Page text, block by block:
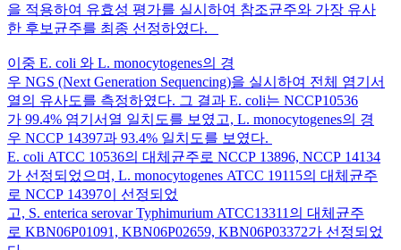
을 적용하여 유효성 평가를 실시하여 참조균주와 가장 유사
한 후보균주를 최종 선정하였다.
이중 E. coli 와 L. monocytogenes의 경
우 NGS (Next Generation Sequencing)을 실시하여 전체 염기서
열의 유사도를 측정하였다. 그 결과 E. coli는 NCCP10536
가 99.4% 염기서열 일치도를 보였고, L. monocytogenes의 경
우 NCCP 14397과 93.4% 일치도를 보였다.
E. coli ATCC 10536의 대체균주로 NCCP 13896, NCCP 14134
가 선정되었으며, L. monocytogenes ATCC 19115의 대체균주
로 NCCP 14397이 선정되었
고, S. enterica serovar Typhimurium ATCC13311의 대체균주
로 KBN06P01091, KBN06P02659, KBN06P03372가 선정되었